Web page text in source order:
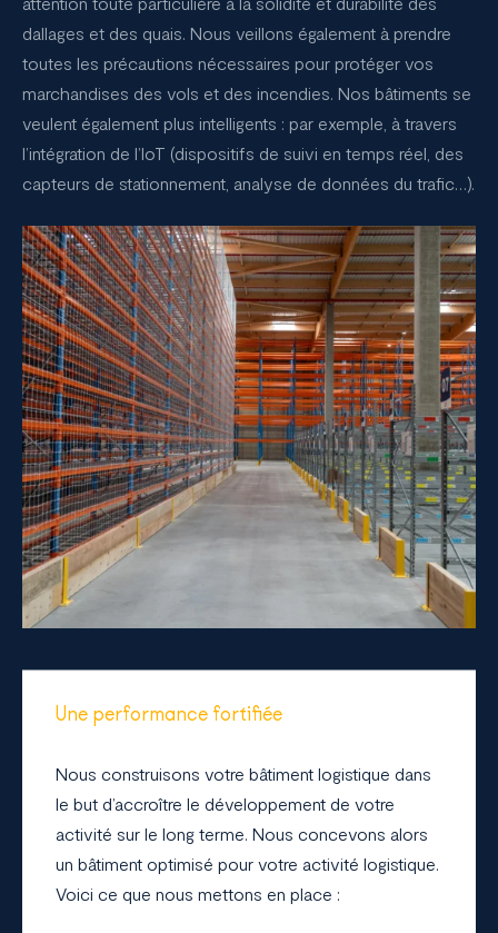
dallages et des quais. Nous veillons également à prendre
toutes les précautions nécessaires pour protéger vos
marchandises des vols et des incendies. Nos bâtiments se
veulent également plus intelligents : par exemple, à travers
l’intégration de l’IoT (dispositifs de suivi en temps réel, des
capteurs de stationnement, analyse de données du trafic…).
Une performance fortifiée
Nous construisons votre bâtiment logistique dans
le but d’accroître le développement de votre
activité sur le long terme. Nous concevons alors
un bâtiment optimisé pour votre activité logistique.
Voici ce que nous mettons en place :